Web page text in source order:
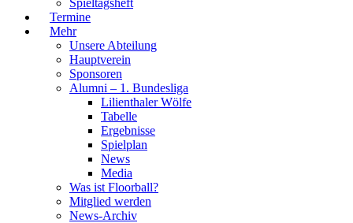
Spieltagsheft
Termine
Mehr
Unsere Abteilung
Hauptverein
Sponsoren
Alumni – 1. Bundesliga
Lilienthaler Wölfe
Tabelle
Ergebnisse
Spielplan
News
Media
Was ist Floorball?
Mitglied werden
News-Archiv